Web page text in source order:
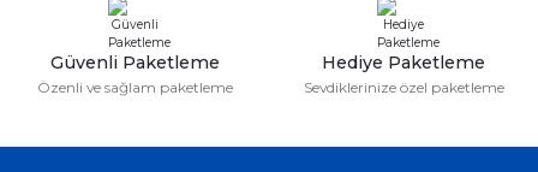
Sütcü Şekilli Magnet Baskı Ücretsiz Gönderim
Güvenli Paketleme
Özenli ve sağlam paketleme
Hediye Paketleme
Sevdiklerinize özel paketleme